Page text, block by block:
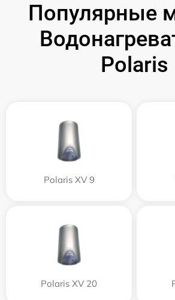
Популярные
Polaris
Polaris XV 9
Polaris XV 20